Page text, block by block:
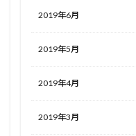
2019年6月
2019年5月
2019年4月
2019年3月